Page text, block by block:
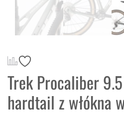
Trek Procaliber
hardtail z włókna